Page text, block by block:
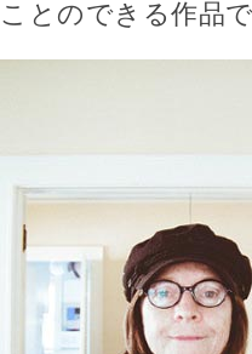
ことのできる作品で